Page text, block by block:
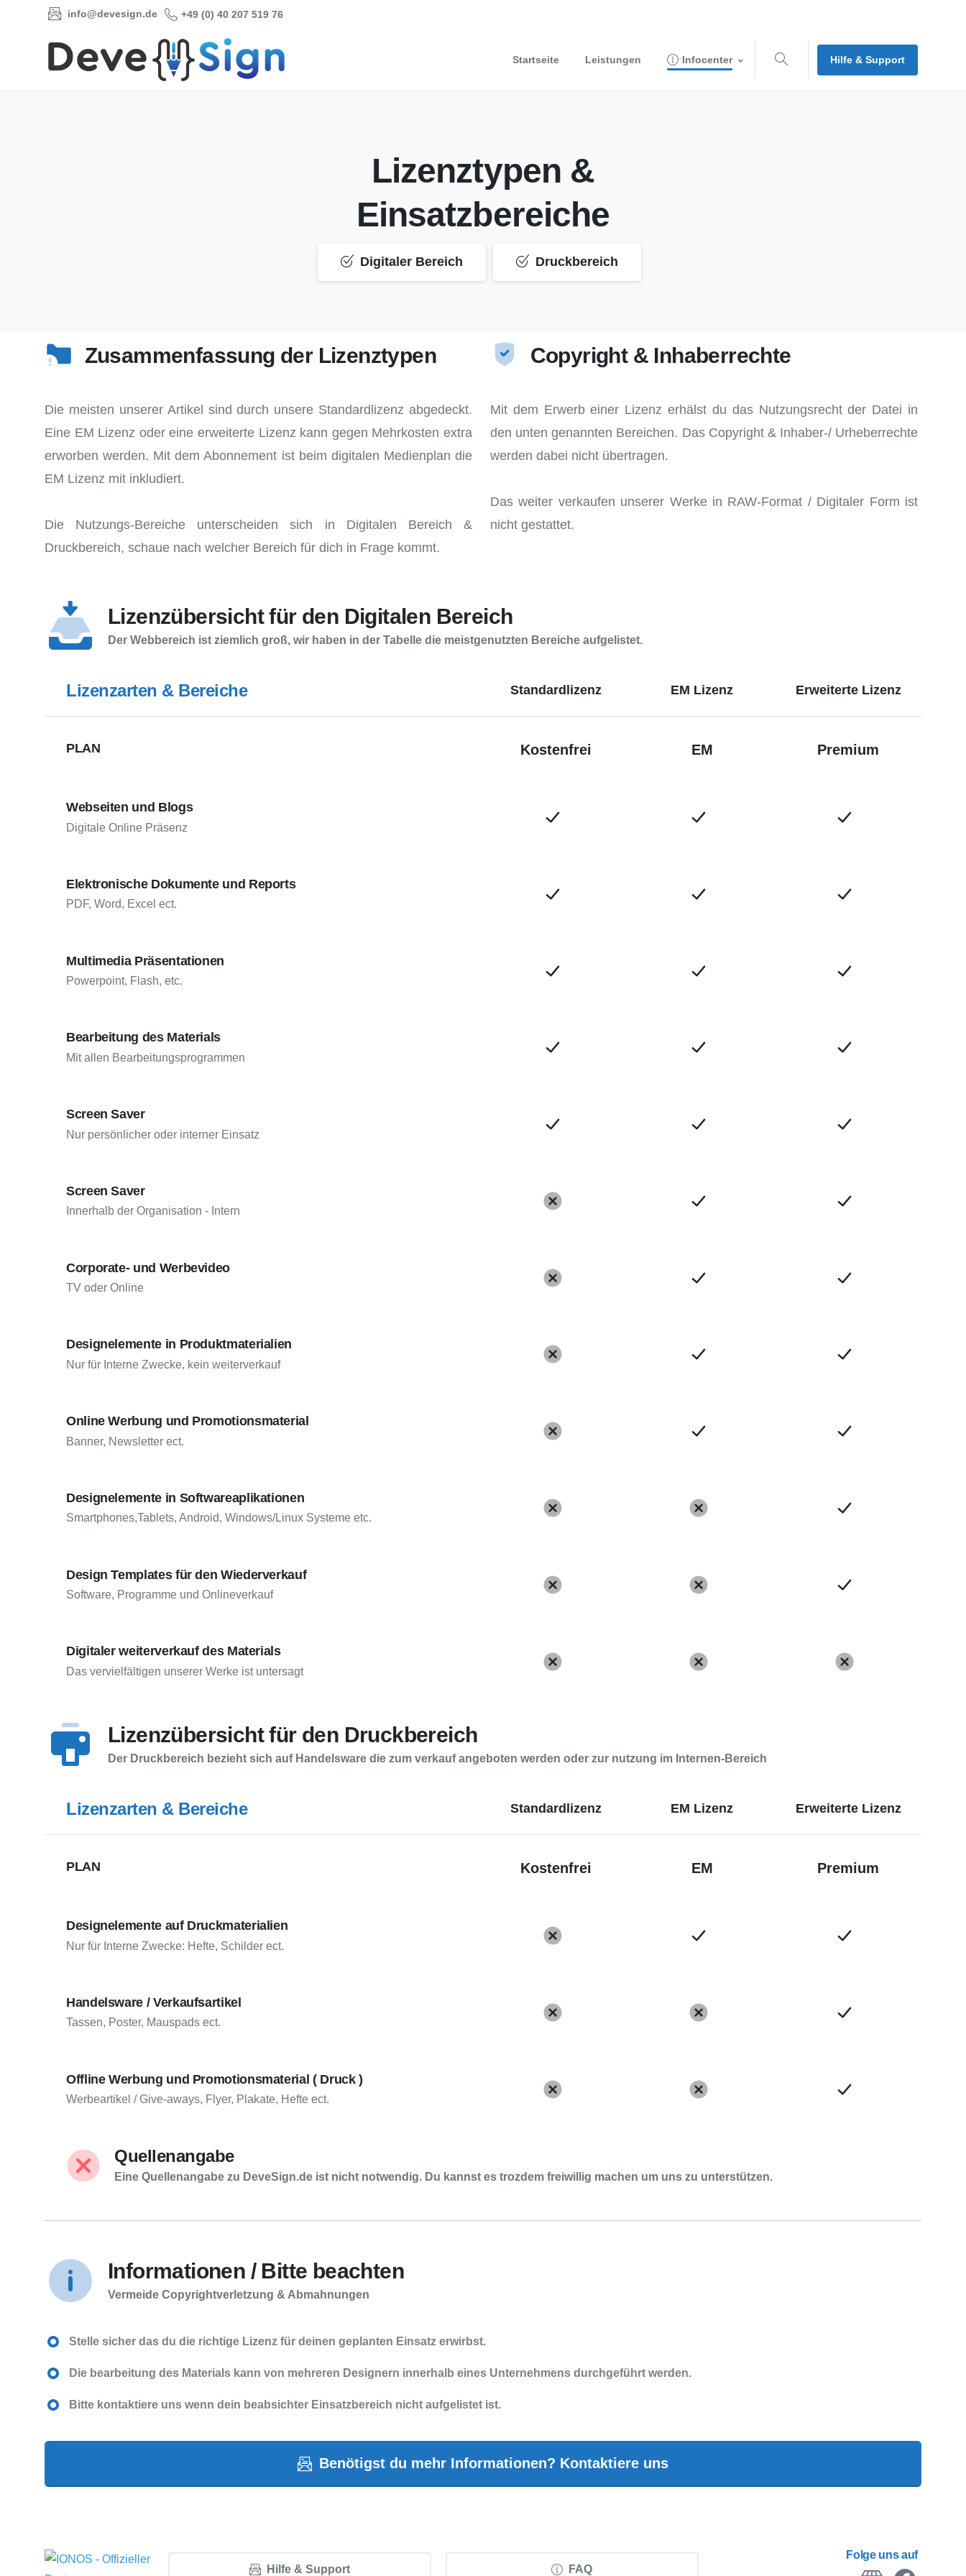
info@devesign.de +49 (0) 40 207 519 76
Startseite Leistungen Infocenter Hilfe & Support
Lizenztypen &
Einsatzbereiche
Digitaler Bereich Druckbereich
Zusammenfassung der Lizenztypen
Die meisten unserer Artikel sind durch unsere Standardlizenz abgedeckt.
Eine EM Lizenz oder eine erweiterte Lizenz kann gegen Mehrkosten extra
erworben werden. Mit dem Abonnement ist beim digitalen Medienplan die
EM Lizenz mit inkludiert.
Die Nutzungs-Bereiche unterscheiden sich in Digitalen Bereich &
Druckbereich, schaue nach welcher Bereich für dich in Frage kommt.
Copyright & Inhaberrechte
Mit dem Erwerb einer Lizenz erhälst du das Nutzungsrecht der Datei in
den unten genannten Bereichen. Das Copyright & Inhaber-/ Urheberrechte
werden dabei nicht übertragen.
Das weiter verkaufen unserer Werke in RAW-Format / Digitaler Form ist
nicht gestattet.
Lizenzübersicht für den Digitalen Bereich
Der Webbereich ist ziemlich groß, wir haben in der Tabelle die meistgenutzten Bereiche aufgelistet.
Lizenzarten & Bereiche Standardlizenz EM Lizenz Erweiterte Lizenz
PLAN Kostenfrei EM Premium
Webseiten und Blogs
Digitale Online Präsenz
Elektronische Dokumente und Reports
PDF, Word, Excel ect.
Multimedia Präsentationen
Powerpoint, Flash, etc.
Bearbeitung des Materials
Mit allen Bearbeitungsprogrammen
Screen Saver
Nur persönlicher oder interner Einsatz
Screen Saver
Innerhalb der Organisation - Intern
Corporate- und Werbevideo
TV oder Online
Designelemente in Produktmaterialien
Nur für Interne Zwecke, kein weiterverkauf
Online Werbung und Promotionsmaterial
Banner, Newsletter ect.
Designelemente in Softwareaplikationen
Smartphones,Tablets, Android, Windows/Linux Systeme etc.
Design Templates für den Wiederverkauf
Software, Programme und Onlineverkauf
Digitaler weiterverkauf des Materials
Das vervielfältigen unserer Werke ist untersagt
Lizenzübersicht für den Druckbereich
Der Druckbereich bezieht sich auf Handelsware die zum verkauf angeboten werden oder zur nutzung im Internen-Bereich
Lizenzarten & Bereiche Standardlizenz EM Lizenz Erweiterte Lizenz
PLAN Kostenfrei EM Premium
Designelemente auf Druckmaterialien
Nur für Interne Zwecke: Hefte, Schilder ect.
Handelsware / Verkaufsartikel
Tassen, Poster, Mauspads ect.
Offline Werbung und Promotionsmaterial ( Druck )
Werbeartikel / Give-aways, Flyer, Plakate, Hefte ect.
Quellenangabe
Eine Quellenangabe zu DeveSign.de ist nicht notwendig. Du kannst es trozdem freiwillig machen um uns zu unterstützen.
Informationen / Bitte beachten
Vermeide Copyrightverletzung & Abmahnungen
Stelle sicher das du die richtige Lizenz für deinen geplanten Einsatz erwirbst.
Die bearbeitung des Materials kann von mehreren Designern innerhalb eines Unternehmens durchgeführt werden.
Bitte kontaktiere uns wenn dein beabsichter Einsatzbereich nicht aufgelistet ist.
Benötigst du mehr Informationen? Kontaktiere uns
Hilfe & Support FAQ
Folge uns auf